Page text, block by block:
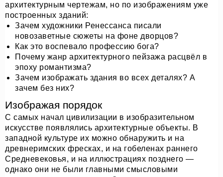
архитектурным чертежам, но по изображениям уже
построенных зданий:
Зачем художники Ренессанса писали
новозаветные сюжеты на фоне дворцов?
Как это воспевало профессию бога?
Почему жанр архитектурного пейзажа расцвёл в
эпоху романтизма?
Зачем изображать здания во всех деталях? А
зачем без них?
Изображая порядок
С самых начал цивилизации в изобразительном
искусстве появлялись архитектурные объекты. В
западной культуре их можно обнаружить и на
древнеримских фресках, и на гобеленах раннего
Средневековья, и на иллюстрациях позднего —
однако они не были главными смысловыми